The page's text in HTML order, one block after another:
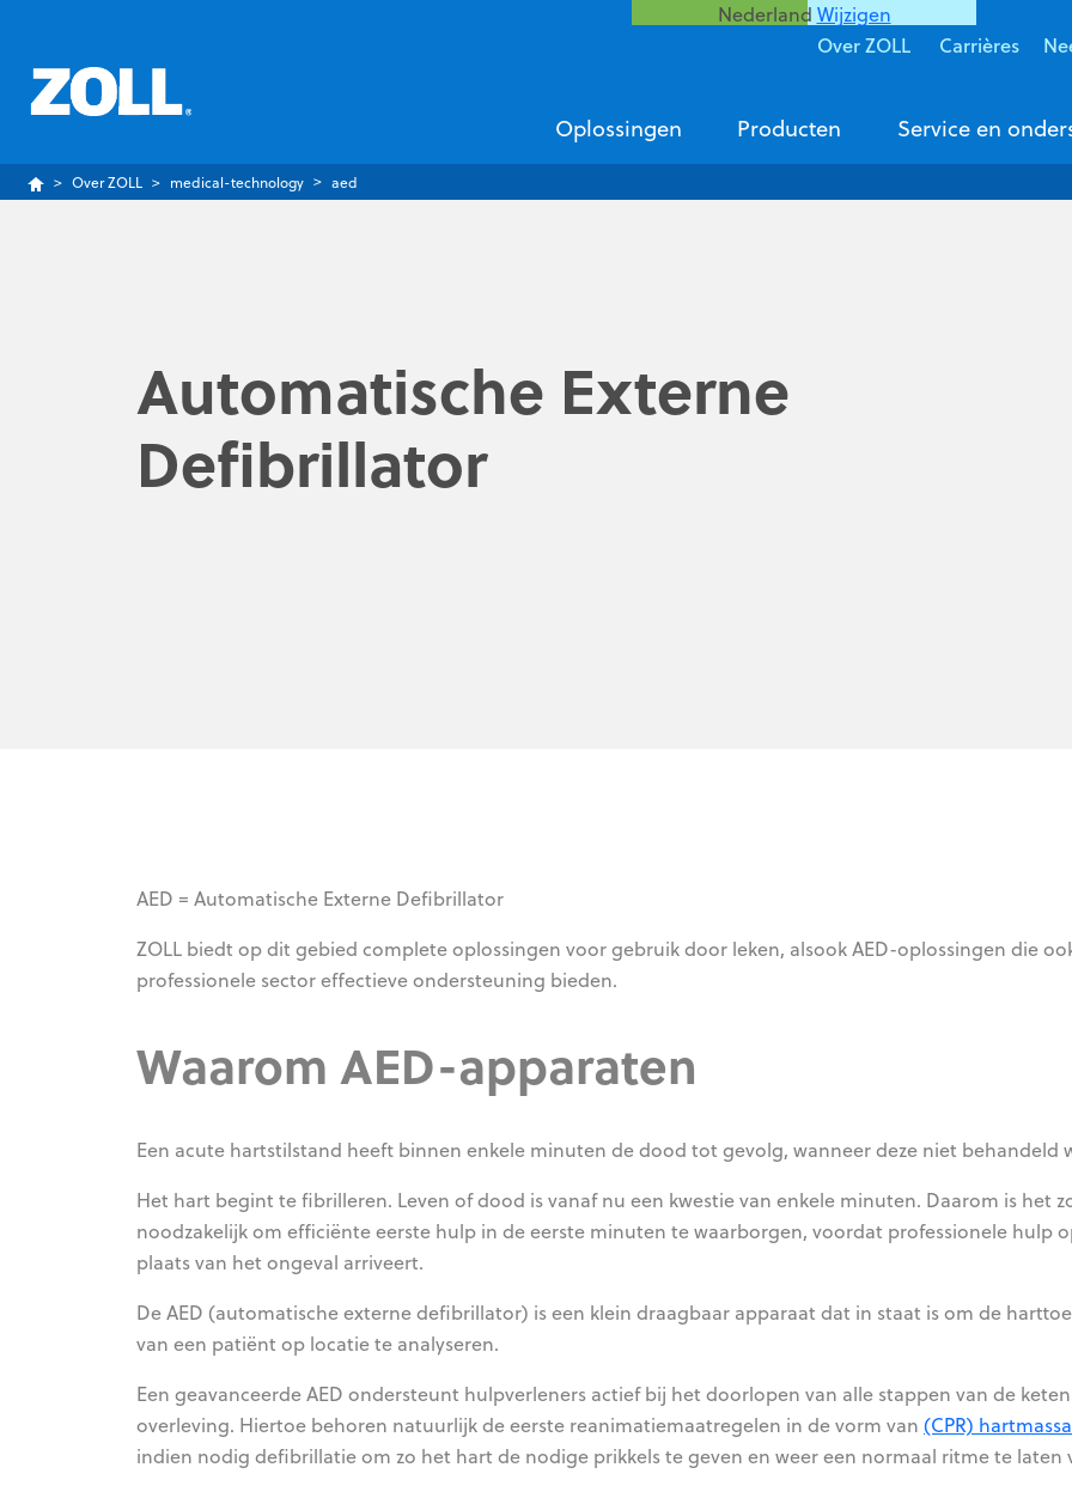
Nederland Wijzigen
Over ZOLL Carrières
Oplossingen Producten Service en
Over ZOLL medical-technology aed
Automatische Externe
Defibrillator
AED = Automatische Externe Defibrillator
ZOLL biedt op dit gebied complete oplossingen voor gebruik door leken, alsook AED-oplossingen die
professionele sector effectieve ondersteuning bieden.
Waarom AED-apparaten
Een acute hartstilstand heeft binnen enkele minuten de dood tot gevolg, wanneer deze niet behandeld
Het hart begint te fibrilleren. Leven of dood is vanaf nu een kwestie van enkele minuten. Daarom is het
noodzakelijk om efficiënte eerste hulp in de eerste minuten te waarborgen, voordat professionele hulp
plaats van het ongeval arriveert.
De AED (automatische externe defibrillator) is een klein draagbaar apparaat dat in staat is om de
van een patiënt op locatie te analyseren.
Een geavanceerde AED ondersteunt hulpverleners actief bij het doorlopen van alle stappen van de
overleving. Hiertoe behoren natuurlijk de eerste reanimatiemaatregelen in de vorm van (CPR)
indien nodig defibrillatie om zo het hart de nodige prikkels te geven en weer een normaal ritme te laten